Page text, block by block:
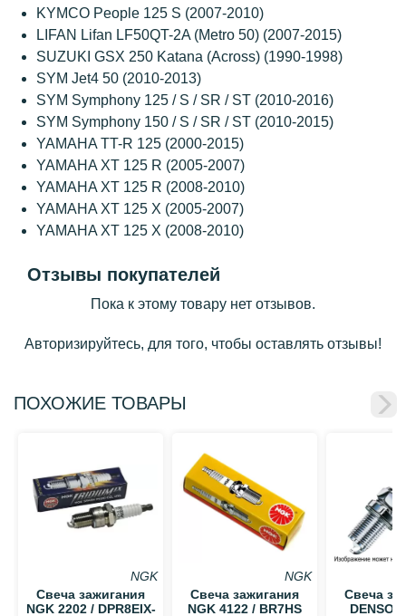
KYMCO People 125 S (2007-2010)
LIFAN Lifan LF50QT-2A (Metro 50) (2007-2015)
SUZUKI GSX 250 Katana (Across) (1990-1998)
SYM Jet4 50 (2010-2013)
SYM Symphony 125 / S / SR / ST (2010-2016)
SYM Symphony 150 / S / SR / ST (2010-2015)
YAMAHA TT-R 125 (2000-2015)
YAMAHA XT 125 R (2005-2007)
YAMAHA XT 125 R (2008-2010)
YAMAHA XT 125 X (2005-2007)
YAMAHA XT 125 X (2008-2010)
Отзывы покупателей
Пока к этому товару нет отзывов.
Авторизируйтесь, для того, чтобы оставлять отзывы!
ПОХОЖИЕ ТОВАРЫ
NGK
Свеча зажигания
NGK 2202 / DPR8EIX-
NGK
Свеча зажигания
NGK 4122 / BR7HS
Свеча
DENSO